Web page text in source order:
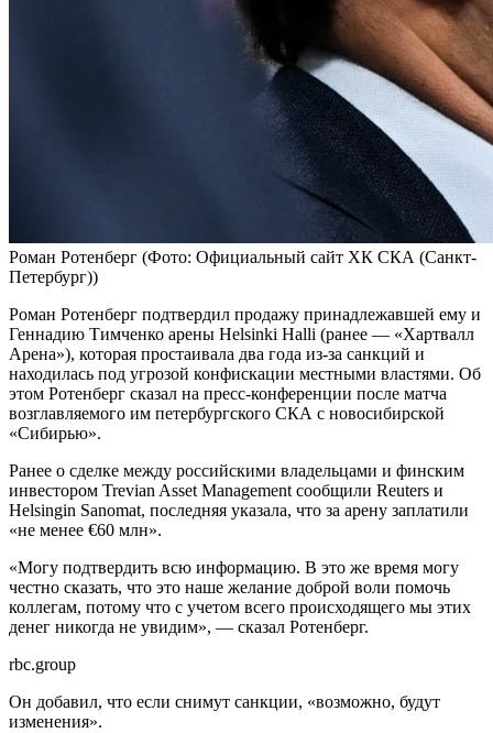
Роман Ротенберг (Фото: Официальный сайт ХК СКА (Санкт-
Петербург))
Роман Ротенберг подтвердил продажу принадлежавшей ему и
Геннадию Тимченко арены Helsinki Halli (ранее — «Хартвалл
Арена»), которая простаивала два года из-за санкций и
находилась под угрозой конфискации местными властями. Об
этом Ротенберг сказал на пресс-конференции после матча
возглавляемого им петербургского СКА с новосибирской
«Сибирью».
Ранее о сделке между российскими владельцами и финским
инвестором Trevian Asset Management сообщили Reuters и
Helsingin Sanomat, последняя указала, что за арену заплатили
«не менее €60 млн».
«Могу подтвердить всю информацию. В это же время могу
честно сказать, что это наше желание доброй воли помочь
коллегам, потому что с учетом всего происходящего мы этих
денег никогда не увидим», — сказал Ротенберг.
rbc.group
Он добавил, что если снимут санкции, «возможно, будут
изменения».